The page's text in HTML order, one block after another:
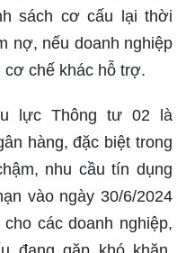
sách cơ cấu lại thời
nợ, nếu doanh nghiệp
chế khác hỗ trợ.
lực Thông tư 02 là
hàng, đặc biệt trong
nhu cầu tín dụng
vào ngày 30/6/2024
các doanh nghiệp,